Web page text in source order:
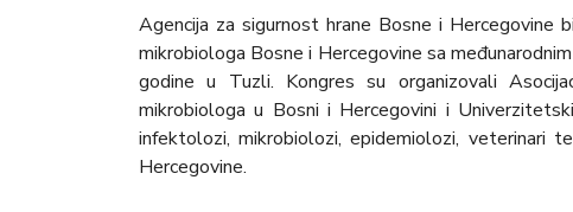
Agencija za sigurnost hrane Bosne i
mikrobiologa Bosne i Hercegovine sa
godine u Tuzli. Kongres su organizovali
mikrobiologa u Bosni i Hercegovini i
infektolozi, mikrobiolozi, epidemiolozi, veterinari
Hercegovine.